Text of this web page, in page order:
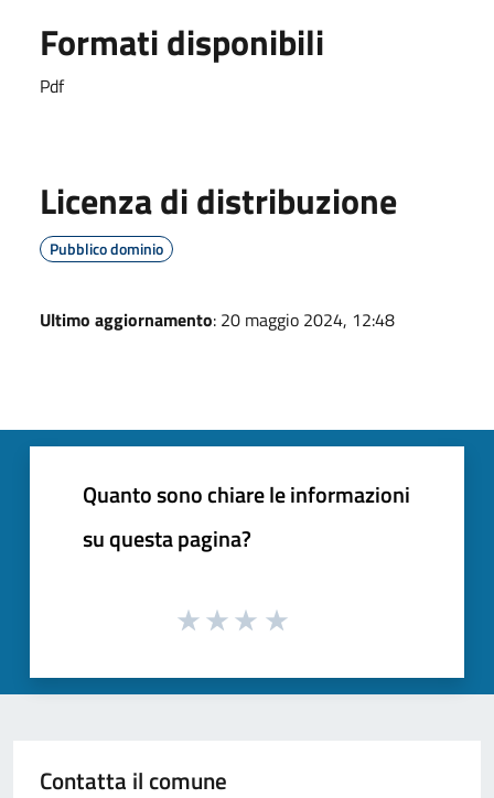
Formati disponibili
Pdf
Licenza di distribuzione
Pubblico dominio
Ultimo aggiornamento: 20 maggio 2024, 12:48
Quanto sono chiare le informazioni
su questa pagina?
Contatta il comune